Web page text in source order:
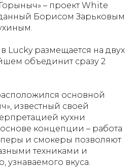
– проект White
Борисом Зарьковым
Lucky размещается на двух
объединит сразу 2
основной
известный своей
кухни
концепции – работа
и смокеры позволяют
техниками и
узнаваемого вкуса.